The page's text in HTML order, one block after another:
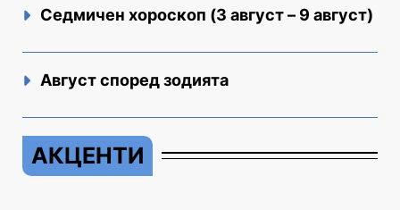
Седмичен хороскоп (3 август – 9 август)
Август според зодията
АКЦЕНТИ